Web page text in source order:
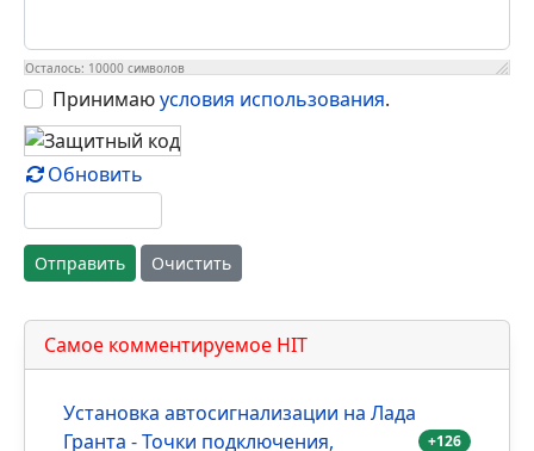
выражении неуважения к посетителям сайта,
ваш IP блокируется, сообщение удаляется.
Давайте уважать друг друга!
Текст комментария